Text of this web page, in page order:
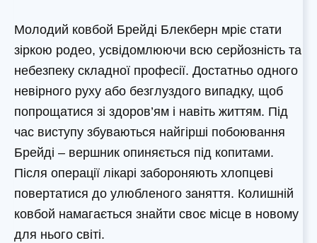
Молодий ковбой Брейді Блекберн мріє стати
зіркою родео, усвідомлюючи всю серйозність та
небезпеку складної професії. Достатньо одного
невірного руху або безглуздого випадку, щоб
попрощатися зі здоров’ям і навіть життям. Під
час виступу збуваються найгірші побоювання
Брейді – вершник опиняється під копитами.
Після операції лікарі забороняють хлопцеві
повертатися до улюбленого заняття. Колишній
ковбой намагається знайти своє місце в новому
для нього світі.